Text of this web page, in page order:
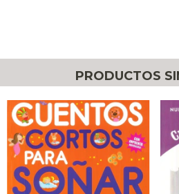
PRODUCTOS